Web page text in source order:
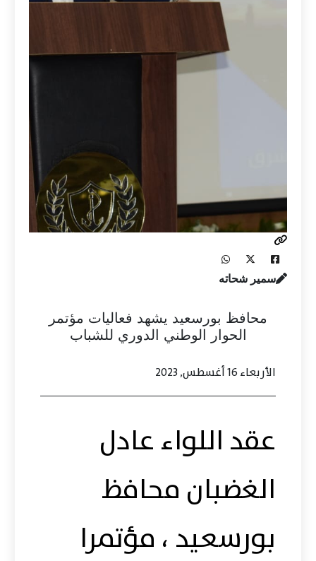
سمير شحاته
محافظ بورسعيد يشهد فعاليات مؤتمر
الحوار الوطني الدوري للشباب
الأربعاء 16 أغسطس, 2023
عقد اللواء عادل
الغضبان محافظ
بورسعيد ، مؤتمرا